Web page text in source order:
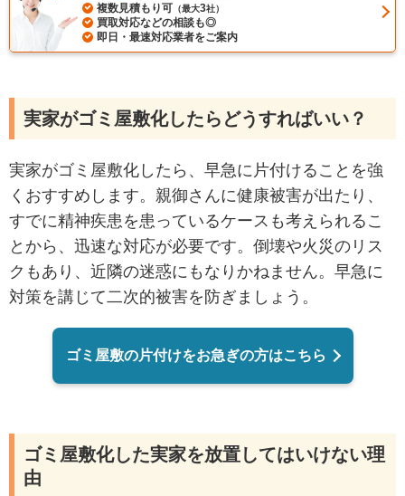
複数見積もり可 （最大3社）
買取対応などの相談も◎
即日・最速対応業者をご案内
実家がゴミ屋敷化したらどうすればいい？
実家がゴミ屋敷化したら、早急に片付けることを強
くおすすめします。親御さんに健康被害が出たり、
すでに精神疾患を患っているケースも考えられるこ
とから、迅速な対応が必要です。倒壊や火災のリス
クもあり、近隣の迷惑にもなりかねません。早急に
対策を講じて二次的被害を防ぎましょう。
ゴミ屋敷の片付けをお急ぎの方はこちら
ゴミ屋敷化した実家を放置してはいけない理
由